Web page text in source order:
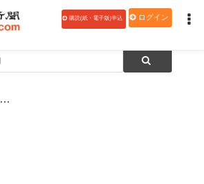
購読(紙・電子版)申込 ログイン
【PR】読者総数1200万人 公益社団法人 日本専門